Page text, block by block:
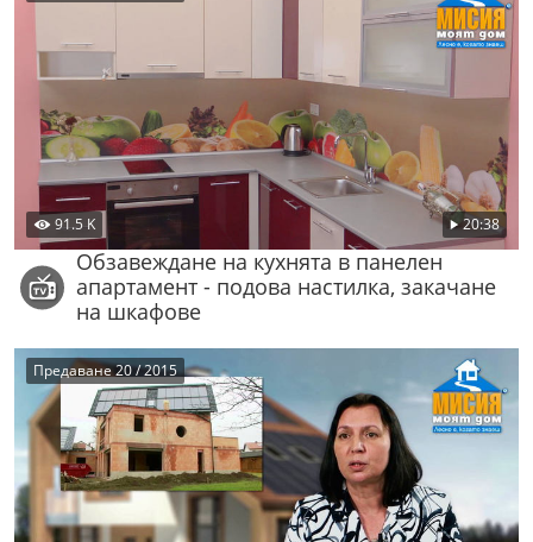
91.5 K 20:38
Обзавеждане на кухнята в панелен
апартамент - подова настилка, закачане
на шкафове
Предаване 20 / 2015